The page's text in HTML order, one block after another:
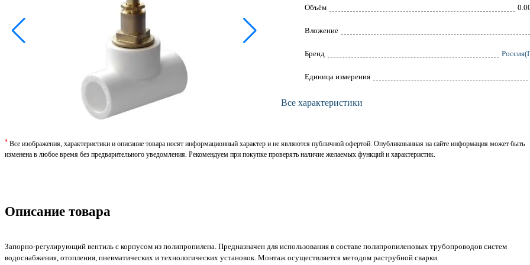
Объём
Вложение
Брeнд
Единица измерения
Все характеристики
* Все изображения, характеристики и описание товара носят информационный характер и не являются публичной офертой. Опубликованная на сайте информация может быть
изменена в любое время без предварительного уведомления. Рекомендуем при покупке проверять наличие желаемых функций и характеристик.
Описание товара
Запорно-регулирующий вентиль с корпусом из полипропилена. Предназначен для использования в составе полипропиленовых трубопроводов систем
водоснабжения, отопления, пневматических и технологических установок. Монтаж осуществляется методом раструбной сварки.